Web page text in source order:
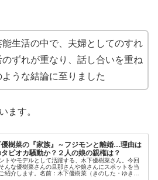
能生活の中で、夫婦としてのすれ
ずれが重なり、話し合いを重ね
うな結論に至りました
ます。
優樹菜の『家族』～フジモンと離婚…理由は
ピオカ騒動か？２人の娘の親権は？
トやモデルとして活躍する、木下優樹菜さん。今回
んな優樹菜さんの旦那さんや娘さんにスポットを当
紹介します。名前：木下優樹菜（きのした・ゆき